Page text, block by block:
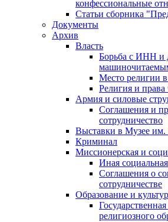
конфессиональные
Статьи сборника
Документы
Архив
Власть
Борьба с ИНН и
Место религии
Религия и права
Армия и силовые
Соглашения и
сотрудничество
Выставки в Музее им.
Криминал
Миссионерская и
Иная
Соглашения о
сотрудничестве
Образование и
религиозного